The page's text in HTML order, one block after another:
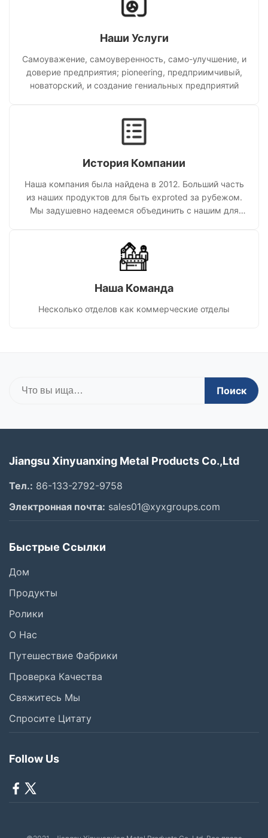
Наши Услуги
Самоуважение, самоуверенность, само-улучшение, и
доверие предприятия; pioneering, предприимчивый,
новаторский, и создание гениальных предприятий
История Компании
Наша компания была найдена в 2012. Больший часть
из наших продуктов для быть exproted за рубежом.
Мы задушевно надеемся объединить с нашим для
Наша Команда
Несколько отделов как коммерческие отделы
Поиск
Jiangsu Xinyuanxing Metal Products Co.,Ltd
Тел.: 86-133-2792-9758
Электронная почта: sales01@xyxgroups.com
Быстрые Ссылки
Дом
Продукты
Ролики
О Нас
Путешествие Фабрики
Проверка Качества
Свяжитесь Мы
Спросите Цитату
Follow Us